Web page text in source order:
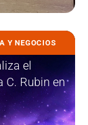
Y NEGOCIOS
el
C. Rubin en